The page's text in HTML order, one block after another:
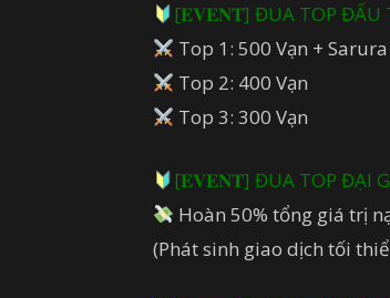
[𝐄𝐕𝐄𝐍𝐓] ĐUA TOP ĐẤU
Top 1: 500 Vạn +
Top 2: 400 Vạn
Top 3: 300 Vạn
[𝐄𝐕𝐄𝐍𝐓] ĐUA TOP ĐẠI
Hoàn 50% tổng giá trị
(Phát sinh giao dịch tối